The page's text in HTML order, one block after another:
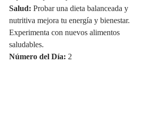
Salud: Probar una dieta balanceada y
nutritiva mejora tu energía y bienestar.
Experimenta con nuevos alimentos
saludables.
Número del Día: 2